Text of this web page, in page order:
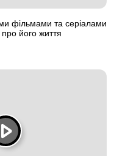
фільмами та серіалами
його життя